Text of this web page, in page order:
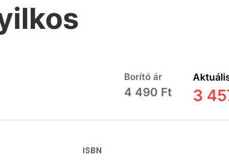
Borító ár
4 490 Ft 3
ISBN